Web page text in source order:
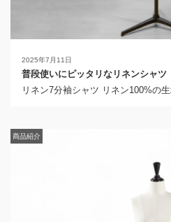
2025年7月11日
普段使いにピッタリなリネンシャツ
リネン7分袖シャツ リネン100%の
商品紹介